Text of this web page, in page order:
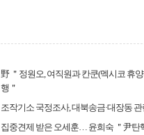
野 ＂정원오, 여직원과 칸쿤(멕시코 휴
행＂
조작기소 국정조사, 대북송금·대장동
집중견제 받은 오세훈… 윤희숙 ＂尹탄